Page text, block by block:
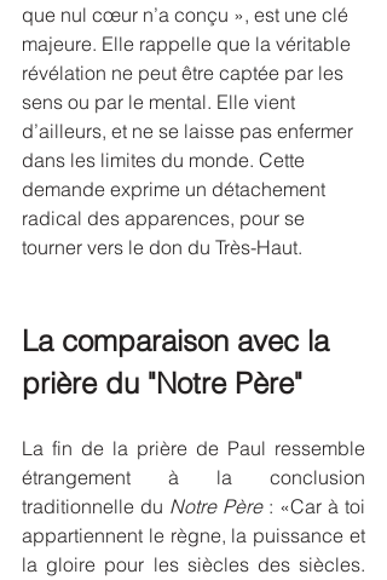
que nul cœur n’a conçu », est une clé
majeure. Elle rappelle que la véritable
révélation ne peut être captée par les
sens ou par le mental. Elle vient
d’ailleurs, et ne se laisse pas enfermer
dans les limites du monde. Cette
demande exprime un détachement
radical des apparences, pour se
tourner vers le don du Très-Haut.
La comparaison avec la
prière du "Notre Père"
La fin de la prière de Paul ressemble
étrangement à la conclusion
traditionnelle du Notre Père : «Car à toi
appartiennent le règne, la puissance et
la gloire pour les siècles des siècles.